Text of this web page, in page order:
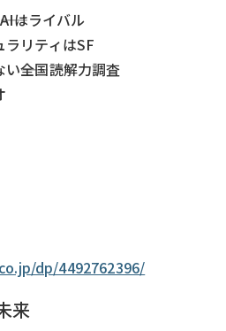
はライバル
ラリティはSF
――全国読解力調査
dp/4492762396/
来